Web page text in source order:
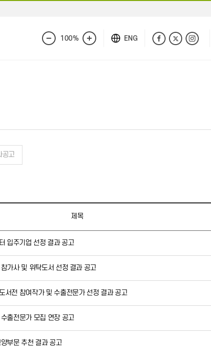
화
100%
화
ENG
공고
제목
입주기업 선정 결과 공고
가사 및 위탁도서 선정 결과 공고
서전 참여작가 및 수출전문가 선정 결과 공고
출전문가 모집 연장 공고
부문 추천 결과 공고